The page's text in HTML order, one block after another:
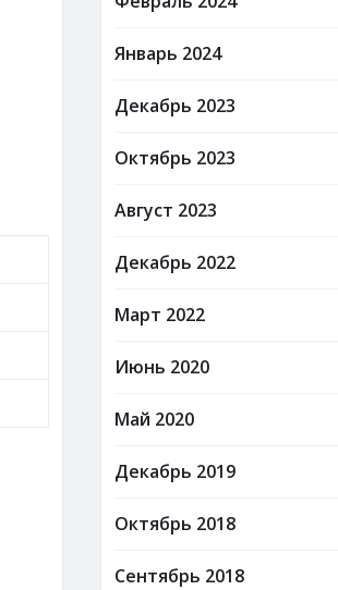
Январь 2024
Декабрь 2023
Октябрь 2023
Август 2023
Декабрь 2022
Март 2022
Июнь 2020
Май 2020
Декабрь 2019
Октябрь 2018
Сентябрь 2018